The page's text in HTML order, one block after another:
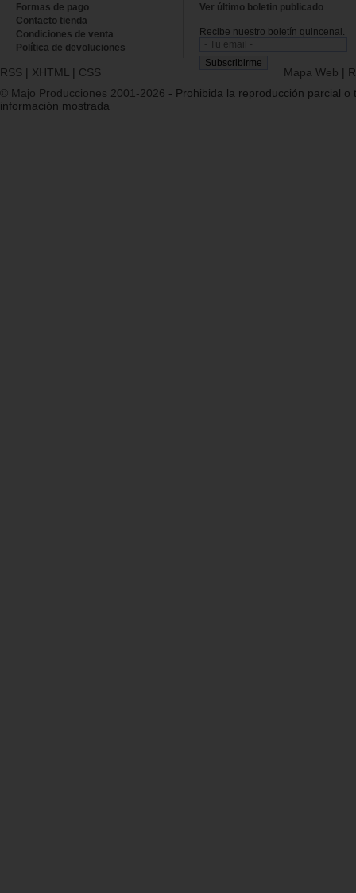
Formas de pago
Contacto tienda
Condiciones de venta
Política de devoluciones
Ver último boletin publicado
Recibe nuestro boletín quincenal.
RSS | XHTML | CSS Mapa Web |
© Majo Producciones 2001-2026 - Prohibida la reproducción parcial o
información mostrada